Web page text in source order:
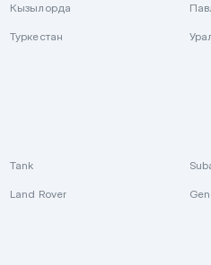
Кызылорда
Туркестан
Tank
Land Rover